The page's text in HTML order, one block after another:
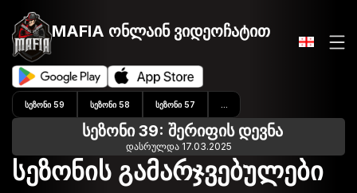
MAFIA ონლაინ ვიდეოჩატით
ᲡᲔᲖᲝᲜᲘ 59 ᲡᲔᲖᲝᲜᲘ 58 ᲡᲔᲖᲝᲜᲘ 57
სეზონი 39: შერიფის დევნა
დასრულდა 17.03.2025
სეზონის გამარჯვებულები